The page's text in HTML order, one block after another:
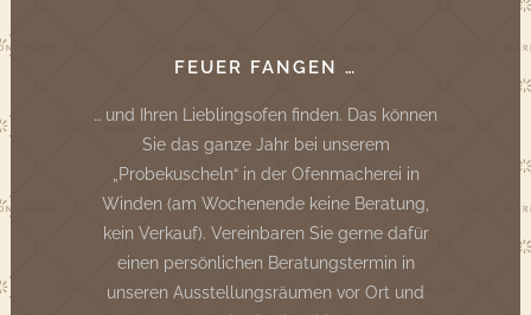
FEUER FANGEN …
… und Ihren Lieblingsofen finden. Das können
Sie das ganze Jahr bei unserem
„Probekuscheln“ in der Ofenmacherei in
Winden (am Wochenende keine Beratung,
kein Verkauf). Vereinbaren Sie gerne dafür
einen persönlichen Beratungstermin in
unseren Ausstellungsräumen vor Ort und